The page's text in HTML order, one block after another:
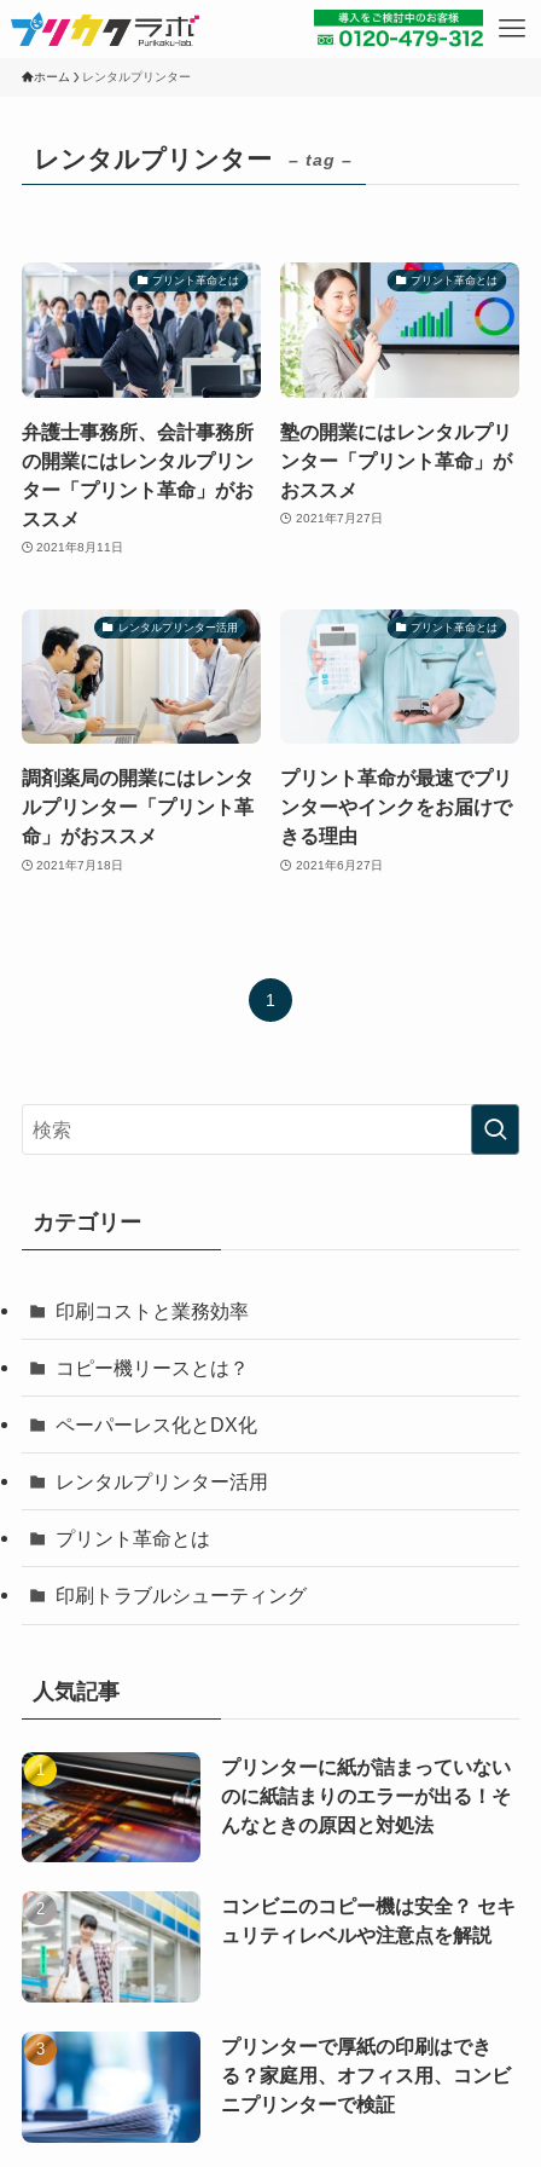
ホーム レンタルプリンター
レンタルプリンター – tag –
プリント革命とは
弁護士事務所、会計事務所
の開業にはレンタルプリン
ター「プリント革命」がお
ススメ
2021年8月11日
プリント革命とは
塾の開業にはレンタルプリ
ンター「プリント革命」が
おススメ
2021年7月27日
レンタルプリンター活用
調剤薬局の開業にはレンタ
ルプリンター「プリント革
命」がおススメ
2021年7月18日
プリント革命とは
プリント革命が最速でプリ
ンターやインクをお届けで
きる理由
2021年6月27日
1
カテゴリー
印刷コストと業務効率
コピー機リースとは？
ペーパーレス化とDX化
レンタルプリンター活用
プリント革命とは
印刷トラブルシューティング
人気記事
プリンターに紙が詰まっていない
のに紙詰まりのエラーが出る！そ
んなときの原因と対処法
コンビニのコピー機は安全？ セキ
ュリティレベルや注意点を解説
プリンターで厚紙の印刷はでき
る？家庭用、オフィス用、コンビ
ニプリンターで検証